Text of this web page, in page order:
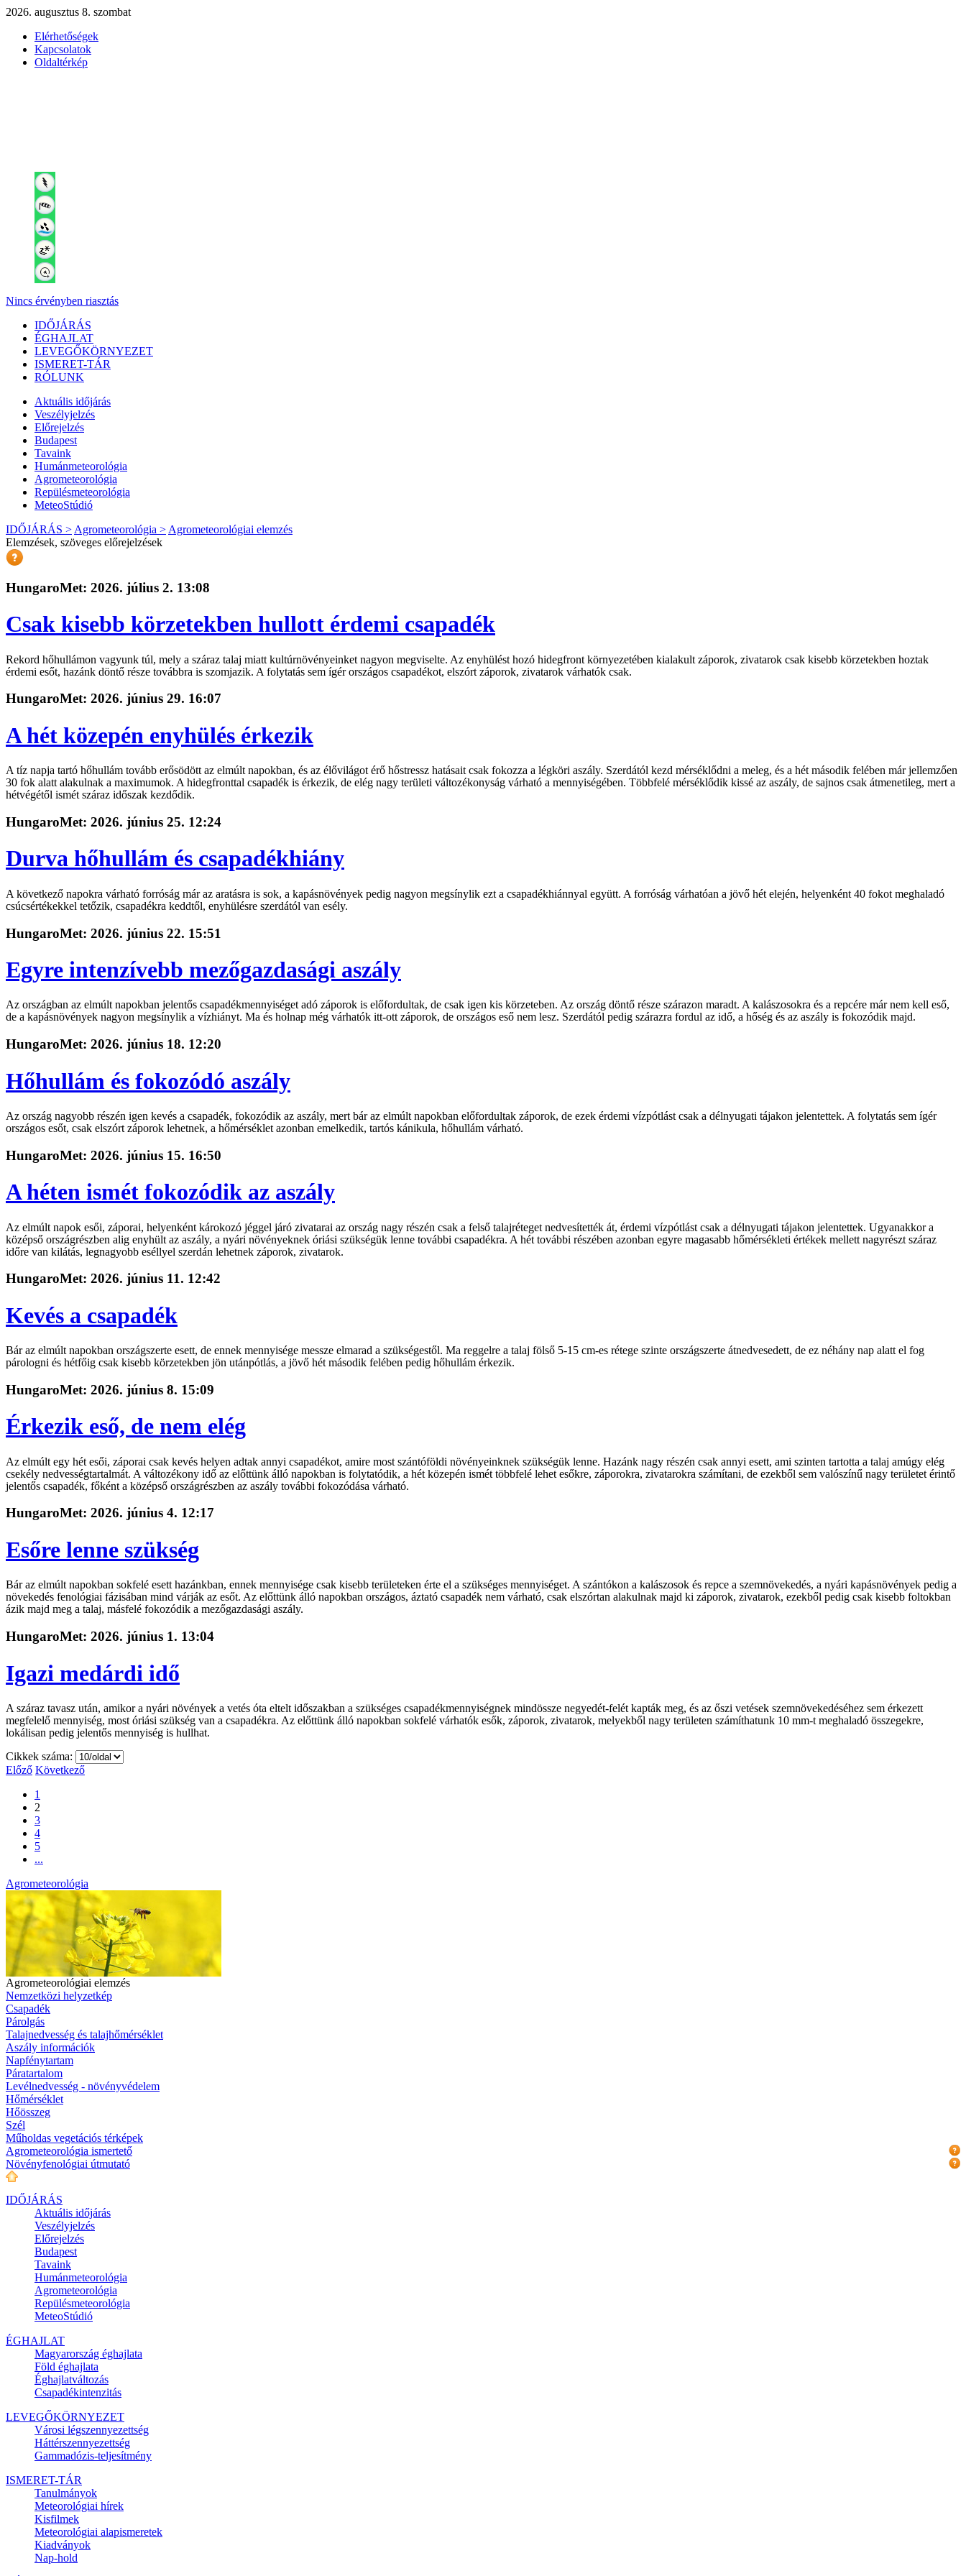
2026. augusztus 8. szombat
Elérhetőségek
Kapcsolatok
Oldaltérkép
Nincs érvényben riasztás
IDŐJÁRÁS
ÉGHAJLAT
LEVEGŐKÖRNYEZET
ISMERET-TÁR
RÓLUNK
Aktuális időjárás
Veszélyjelzés
Előrejelzés
Budapest
Tavaink
Humánmeteorológia
Agrometeorológia
Repülésmeteorológia
MeteoStúdió
IDŐJÁRÁS > Agrometeorológia > Agrometeorológiai elemzés
Elemzések, szöveges előrejelzések
HungaroMet: 2026. július 2. 13:08
Csak kisebb körzetekben hullott érdemi csapadék
Rekord hőhullámon vagyunk túl, mely a száraz talaj miatt kultúrnövényeinket nagyon megviselte. Az enyhülést hozó hidegfront környezetében kialakult záporok, zivatarok csak kisebb körzetekben hoztak
érdemi esőt, hazánk döntő része továbbra is szomjazik. A folytatás sem ígér országos csapadékot, elszórt záporok, zivatarok várhatók csak.
HungaroMet: 2026. június 29. 16:07
A hét közepén enyhülés érkezik
A tíz napja tartó hőhullám tovább erősödött az elmúlt napokban, és az élővilágot érő hőstressz hatásait csak fokozza a légköri aszály. Szerdától kezd mérséklődni a meleg, és a hét második felében már jellemzően
30 fok alatt alakulnak a maximumok. A hidegfronttal csapadék is érkezik, de elég nagy területi változékonyság várható a mennyiségében. Többfelé mérséklődik kissé az aszály, de sajnos csak átmenetileg, mert a
hétvégétől ismét száraz időszak kezdődik.
HungaroMet: 2026. június 25. 12:24
Durva hőhullám és csapadékhiány
A következő napokra várható forróság már az aratásra is sok, a kapásnövények pedig nagyon megsínylik ezt a csapadékhiánnyal együtt. A forróság várhatóan a jövő hét elején, helyenként 40 fokot meghaladó
csúcsértékekkel tetőzik, csapadékra keddtől, enyhülésre szerdától van esély.
HungaroMet: 2026. június 22. 15:51
Egyre intenzívebb mezőgazdasági aszály
Az országban az elmúlt napokban jelentős csapadékmennyiséget adó záporok is előfordultak, de csak igen kis körzeteben. Az ország döntő része szárazon maradt. A kalászosokra és a repcére már nem kell eső,
de a kapásnövények nagyon megsínylik a vízhiányt. Ma és holnap még várhatók itt-ott záporok, de országos eső nem lesz. Szerdától pedig szárazra fordul az idő, a hőség és az aszály is fokozódik majd.
HungaroMet: 2026. június 18. 12:20
Hőhullám és fokozódó aszály
Az ország nagyobb részén igen kevés a csapadék, fokozódik az aszály, mert bár az elmúlt napokban előfordultak záporok, de ezek érdemi vízpótlást csak a délnyugati tájakon jelentettek. A folytatás sem ígér
országos esőt, csak elszórt záporok lehetnek, a hőmérséklet azonban emelkedik, tartós kánikula, hőhullám várható.
HungaroMet: 2026. június 15. 16:50
A héten ismét fokozódik az aszály
Az elmúlt napok esői, záporai, helyenként károkozó jéggel járó zivatarai az ország nagy részén csak a felső talajréteget nedvesítették át, érdemi vízpótlást csak a délnyugati tájakon jelentettek. Ugyanakkor a
középső országrészben alig enyhült az aszály, a nyári növényeknek óriási szükségük lenne további csapadékra. A hét további részében azonban egyre magasabb hőmérsékleti értékek mellett nagyrészt száraz
időre van kilátás, legnagyobb eséllyel szerdán lehetnek záporok, zivatarok.
HungaroMet: 2026. június 11. 12:42
Kevés a csapadék
Bár az elmúlt napokban országszerte esett, de ennek mennyisége messze elmarad a szükségestől. Ma reggelre a talaj fölső 5-15 cm-es rétege szinte országszerte átnedvesedett, de ez néhány nap alatt el fog
párologni és hétfőig csak kisebb körzetekben jön utánpótlás, a jövő hét második felében pedig hőhullám érkezik.
HungaroMet: 2026. június 8. 15:09
Érkezik eső, de nem elég
Az elmúlt egy hét esői, záporai csak kevés helyen adtak annyi csapadékot, amire most szántóföldi növényeinknek szükségük lenne. Hazánk nagy részén csak annyi esett, ami szinten tartotta a talaj amúgy elég
csekély nedvességtartalmát. A változékony idő az előttünk álló napokban is folytatódik, a hét közepén ismét többfelé lehet esőkre, záporokra, zivatarokra számítani, de ezekből sem valószínű nagy területet érintő
jelentős csapadék, főként a középső országrészben az aszály további fokozódása várható.
HungaroMet: 2026. június 4. 12:17
Esőre lenne szükség
Bár az elmúlt napokban sokfelé esett hazánkban, ennek mennyisége csak kisebb területeken érte el a szükséges mennyiséget. A szántókon a kalászosok és repce a szemnövekedés, a nyári kapásnövények pedig a
növekedés fenológiai fázisában mind várják az esőt. Az előttünk álló napokban országos, áztató csapadék nem várható, csak elszórtan alakulnak majd ki záporok, zivatarok, ezekből pedig csak kisebb foltokban
ázik majd meg a talaj, másfelé fokozódik a mezőgazdasági aszály.
HungaroMet: 2026. június 1. 13:04
Igazi medárdi idő
A száraz tavasz után, amikor a nyári növények a vetés óta eltelt időszakban a szükséges csapadékmennyiségnek mindössze negyedét-felét kapták meg, és az őszi vetések szemnövekedéséhez sem érkezett
megfelelő mennyiség, most óriási szükség van a csapadékra. Az előttünk álló napokban sokfelé várhatók esők, záporok, zivatarok, melyekből nagy területen számíthatunk 10 mm-t meghaladó összegekre,
lokálisan pedig jelentős mennyiség is hullhat.
Cikkek száma:
Előző Következő
1
2
3
4
5
...
Agrometeorológia
Agrometeorológiai elemzés
Nemzetközi helyzetkép
Csapadék
Párolgás
Talajnedvesség és talajhőmérséklet
Aszály információk
Napfénytartam
Páratartalom
Levélnedvesség - növényvédelem
Hőmérséklet
Hőösszeg
Szél
Műholdas vegetációs térképek
Agrometeorológia ismertető
Növényfenológiai útmutató
IDŐJÁRÁS
Aktuális időjárás
Veszélyjelzés
Előrejelzés
Budapest
Tavaink
Humánmeteorológia
Agrometeorológia
Repülésmeteorológia
MeteoStúdió
ÉGHAJLAT
Magyarország éghajlata
Föld éghajlata
Éghajlatváltozás
Csapadékintenzitás
LEVEGŐKÖRNYEZET
Városi légszennyezettség
Háttérszennyezettség
Gammadózis-teljesítmény
ISMERET-TÁR
Tanulmányok
Meteorológiai hírek
Kisfilmek
Meteorológiai alapismeretek
Kiadványok
Nap-hold